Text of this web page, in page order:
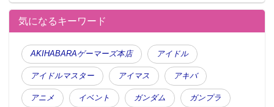
気になるキーワード
AKIHABARAゲーマーズ本店 アイドル
アイドルマスター アイマス アキバ
アニメ イベント ガンダム ガンプラ